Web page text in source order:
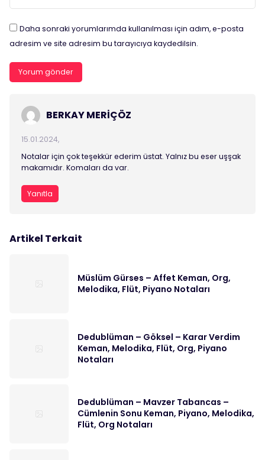
Daha sonraki yorumlarımda kullanılması için adım, e-posta
adresim ve site adresim bu tarayıcıya kaydedilsin.
BERKAY MERİÇÖZ
15.01.2024,
Notalar için çok teşekkür ederim üstat. Yalnız bu eser uşşak
makamıdır. Komaları da var.
Yanıtla
Artikel Terkait
Müslüm Gürses – Affet Keman, Org,
Melodika, Flüt, Piyano Notaları
Dedublüman – Göksel – Karar Verdim
Keman, Melodika, Flüt, Org, Piyano
Notaları
Dedublüman – Mavzer Tabancas –
Cümlenin Sonu Keman, Piyano, Melodika,
Flüt, Org Notaları